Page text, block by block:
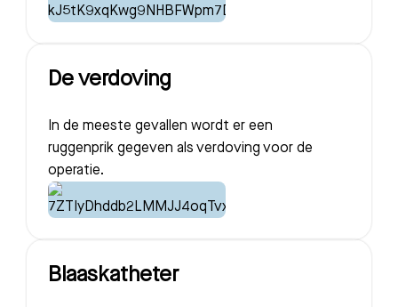
De verdoving
In de meeste gevallen wordt er een
ruggenprik gegeven als verdoving voor de
operatie.
Blaaskatheter